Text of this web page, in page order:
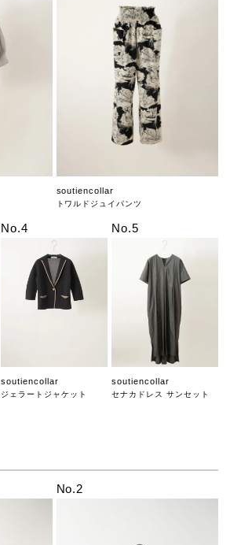
soutiencollar
トワルドジュイパンツ
No.4
soutiencollar
ジェラートジャケット
No.5
soutiencollar
セナカドレス サンセット
No.2